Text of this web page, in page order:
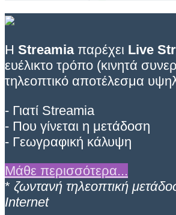
Η Streamiaπαρέχει Live
ευέλικτο τρόπο (κινητά
τηλεοπτικό αποτέλεσμα
- Γιατί Streamia
- Που γίνεται η μετάδοση
- Γεωγραφική κάλυψη
Μάθε περισσότερα...
* ζωντανή τηλεοπτική
Internet